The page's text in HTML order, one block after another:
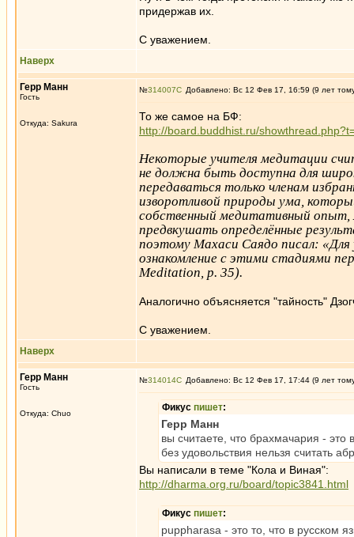
придержав их.
С уважением.
Наверх
Герр Манн
Гость
Откуда: Sakura
№314007 Добавлено: Вс 12 Фев 17, 16:59 (9 лет
То же самое на БФ:
http://board.buddhist.ru/
Некоторые учителя медитации
не должна быть доступна для
передаваться только членам
изворотливой природы ума,
собственный медитативный
предвкушать определённые
поэтому Махаси Саядо писал:
ознакомление с этими стадиями
Meditation, p. 35).
Аналогично объясняется "тайность"
С уважением.
Наверх
Герр Манн
Гость
Откуда: Chuo
№314014 Добавлено: Вс 12 Фев 17, 17:44 (9 лет
Фикус пишет:
Герр Манн
вы считаете, что брахмачария - это
без удовольствия нельзя считать
Вы написали в теме "Кола и Виная":
http://dharma.org.ru/board/topic3841.html
Фикус пишет:
puppharasa - это то, что в русском